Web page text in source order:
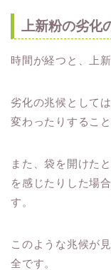
上新粉の劣化
時間が経つと、上
劣化の兆候として
変わったりするこ
また、袋を開けた
を感じたりした場
す。
このような兆候が
全です。